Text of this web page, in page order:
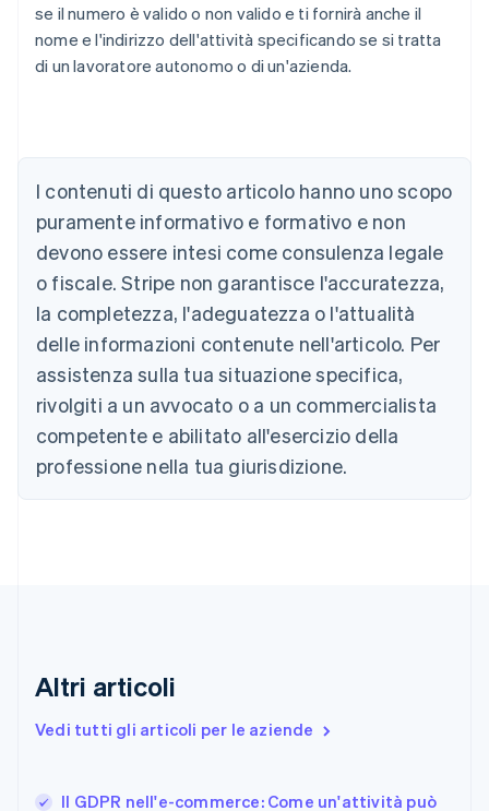
se il numero è valido o non valido e ti fornirà anche il
nome e l'indirizzo dell'attività specificando se si tratta
di un lavoratore autonomo o di un'azienda.
I contenuti di questo articolo hanno uno scopo
puramente informativo e formativo e non
devono essere intesi come consulenza legale
o fiscale. Stripe non garantisce l'accuratezza,
la completezza, l'adeguatezza o l'attualità
delle informazioni contenute nell'articolo. Per
assistenza sulla tua situazione specifica,
rivolgiti a un avvocato o a un commercialista
competente e abilitato all'esercizio della
professione nella tua giurisdizione.
Altri articoli
Vedi tutti gli articoli per le aziende
Il GDPR nell'e-commerce: Come un'attività può
English
Austria
Deutsch English
Belgio
NederlandsFrançaisDeutschEnglish
PortuguêsEnglish
Bulgaria
English
Canada
English Français
Cina continentale
Cipro
English
EnglishSvenska
FrançaisEnglish
Giappone